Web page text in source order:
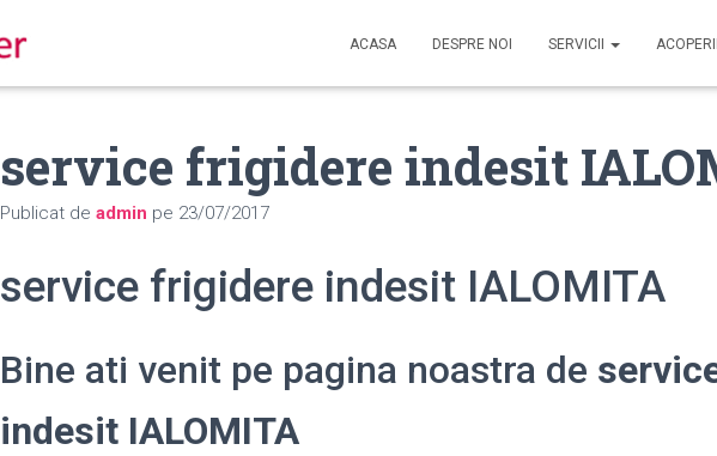
ACASA DESPRE NOI SERVICII
service frigidere indesit
Publicat de admin pe 23/07/2017
service frigidere indesit IALOMITA
Bine ati venit pe pagina noastra de
indesit IALOMITA